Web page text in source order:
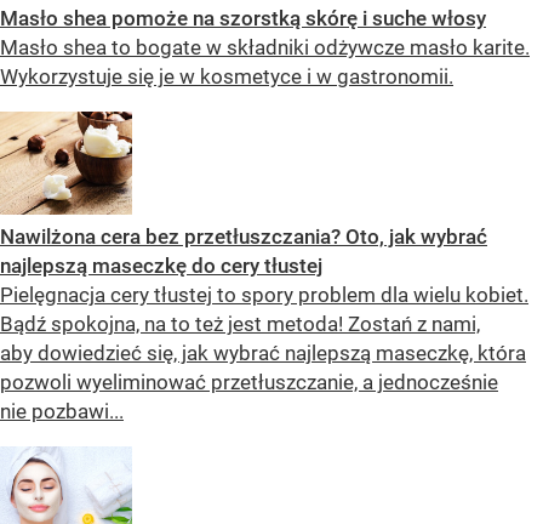
Masło shea pomoże na szorstką skórę i suche włosy
Masło shea to bogate w składniki odżywcze masło karite.
Wykorzystuje się je w kosmetyce i w gastronomii.
Nawilżona cera bez przetłuszczania? Oto, jak wybrać
najlepszą maseczkę do cery tłustej
Pielęgnacja cery tłustej to spory problem dla wielu kobiet.
Bądź spokojna, na to też jest metoda! Zostań z nami,
aby dowiedzieć się, jak wybrać najlepszą maseczkę, która
pozwoli wyeliminować przetłuszczanie, a jednocześnie
nie pozbawi...